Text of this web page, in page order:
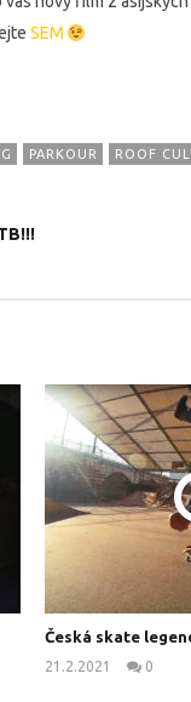
Team Zabil.cz -
SEM
PARKOUR ROOF
Česká skate
21.2.2021
0